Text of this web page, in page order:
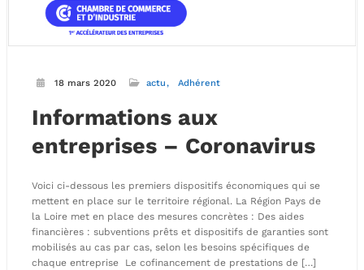
18 mars 2020 actu Adhérent
Informations aux
entreprises – Coronavirus
Voici ci-dessous les premiers dispositifs économiques qui se
mettent en place sur le territoire régional. La Région Pays de
la Loire met en place des mesures concrètes : Des aides
financières : subventions prêts et dispositifs de garanties sont
mobilisés au cas par cas, selon les besoins spécifiques de
chaque entreprise Le cofinancement de prestations de […]